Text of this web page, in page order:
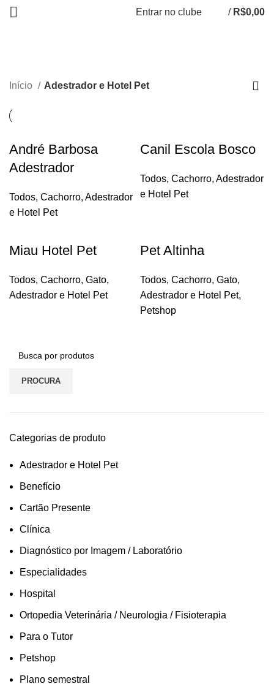
Entrar no clube / R$0,00
PROCURA
Categorias de produto
Adestrador e Hotel Pet
Benefício
Cartão Presente
Clínica
Diagnóstico por Imagem / Laboratório
Especialidades
Hospital
Ortopedia Veterinária / Neurologia / Fisioterapia
Para o Tutor
Petshop
Plano semestral
Início Adestrador e Hotel Pet
André Barbosa
Adestrador
Todos, Cachorro, Adestrador
e Hotel Pet
Canil Escola Bosco
Todos, Cachorro, Adestrador
e Hotel Pet
Miau Hotel Pet
Todos, Cachorro, Gato,
Adestrador e Hotel Pet
Pet Altinha
Todos, Cachorro, Gato,
Adestrador e Hotel Pet,
Petshop